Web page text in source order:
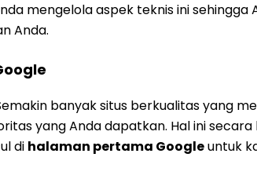
mengelola aspek teknis ini sehingga
Anda.
banyak situs berkualitas yang
yang Anda dapatkan. Hal ini secara
di halaman pertama Googleuntuk